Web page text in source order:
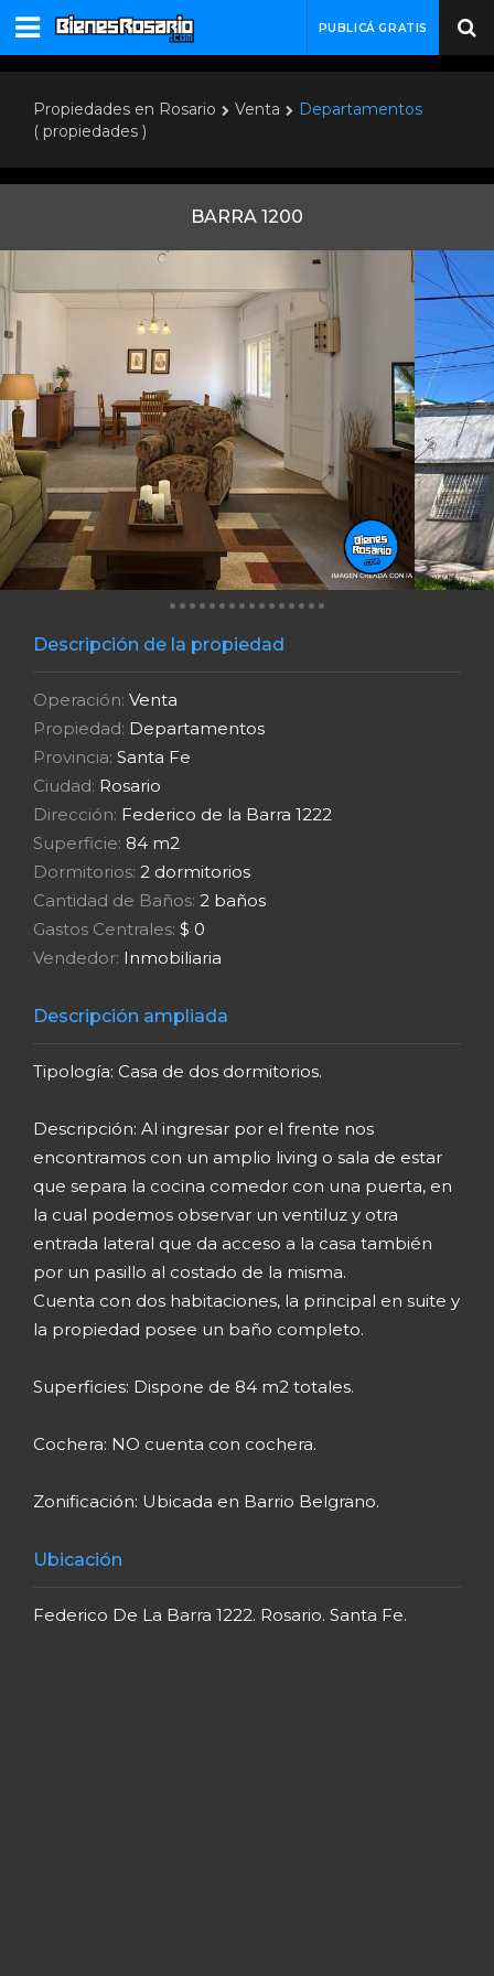
PUBLICÁ GRATIS
Propiedades en Rosario Venta
Departamentos
( propiedades )
BARRA 1200
Descripción de la propiedad
Operación: Venta
Propiedad: Departamentos
Provincia: Santa Fe
Ciudad: Rosario
Dirección: Federico de la Barra 1222
Superficie: 84 m2
Dormitorios: 2 dormitorios
Cantidad de Baños: 2 baños
Gastos Centrales: $ 0
Vendedor: Inmobiliaria
Descripción ampliada
Tipología: Casa de dos dormitorios.
Descripción: Al ingresar por el frente nos
encontramos con un amplio living o sala de estar
que separa la cocina comedor con una puerta, en
la cual podemos observar un ventiluz y otra
entrada lateral que da acceso a la casa también
por un pasillo al costado de la misma.
Cuenta con dos habitaciones, la principal en suite y
la propiedad posee un baño completo.
Superficies: Dispone de 84 m2 totales.
Cochera: NO cuenta con cochera.
Zonificación: Ubicada en Barrio Belgrano.
Ubicación
Federico De La Barra 1222. Rosario. Santa Fe.